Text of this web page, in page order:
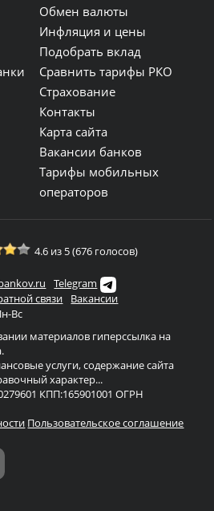
Обмен валюты
Инфляция и цены
Подобрать вклад
Сравнить тарифы РКО
Страхование
Контакты
Карта сайта
Вакансии банков
Тарифы мобильных
операторов
4.6 из 5 (676 голосов)
Telegram
связи
Вакансии
Вс
материалов гиперссылка на
услуги, содержание сайта
характер...
КПП:165901001 ОГРН
Пользовательское соглашение